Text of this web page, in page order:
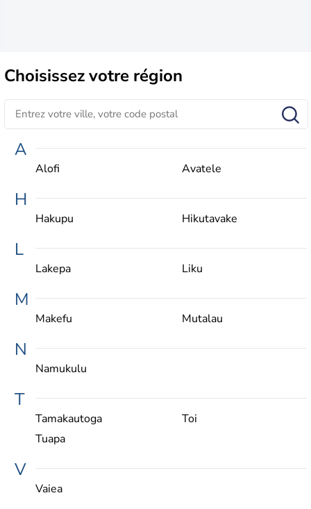
Choisissezvotre région
A
Alofi Avatele
H
Hakupu Hikutavake
L
Lakepa Liku
M
Makefu Mutalau
N
Namukulu
T
Tamakautoga
Toi
Tuapa
V
Vaiea